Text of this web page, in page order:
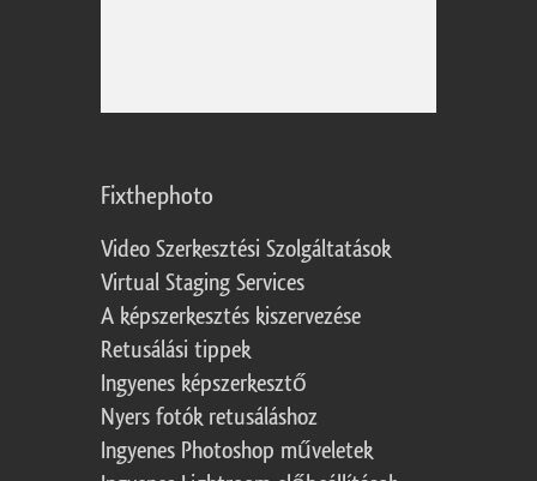
Fixthephoto
Video Szerkesztési Szolgáltatások
Virtual Staging Services
A képszerkesztés kiszervezése
Retusálási tippek
Ingyenes képszerkesztő
Nyers fotók retusáláshoz
Ingyenes Photoshop műveletek